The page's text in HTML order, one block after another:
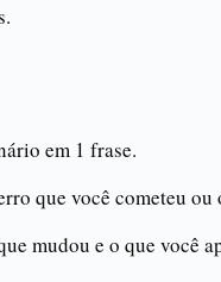
em 1 frase.
que você cometeu ou
mudou e o que você